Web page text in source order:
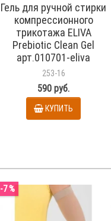
Гель для ручной стирки
компрессионного
трикотажа ELIVA
Prebiotic Clean Gel
арт.010701-eliva
253-16
590 руб.
КУПИТЬ
-7 %